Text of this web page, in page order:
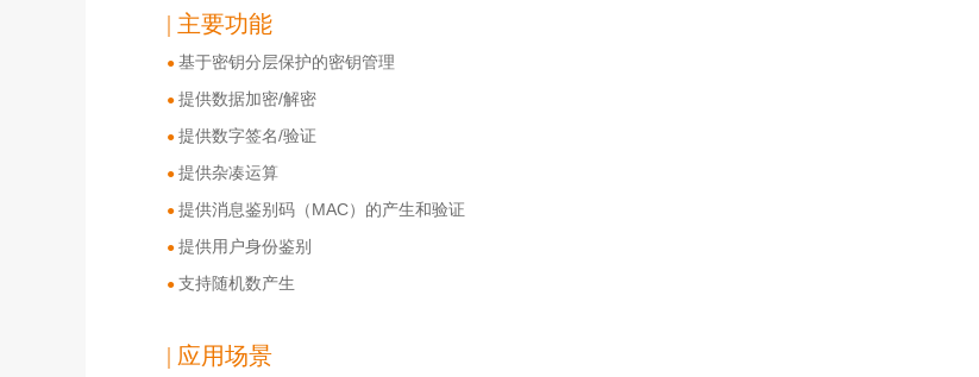
| 主要功能
● 基于密钥分层保护的密钥管理
● 提供数据加密/解密
● 提供数字签名/验证
● 提供杂凑运算
● 提供消息鉴别码（MAC）的产生和验证
● 提供用户身份鉴别
● 支持随机数产生
| 应用场景